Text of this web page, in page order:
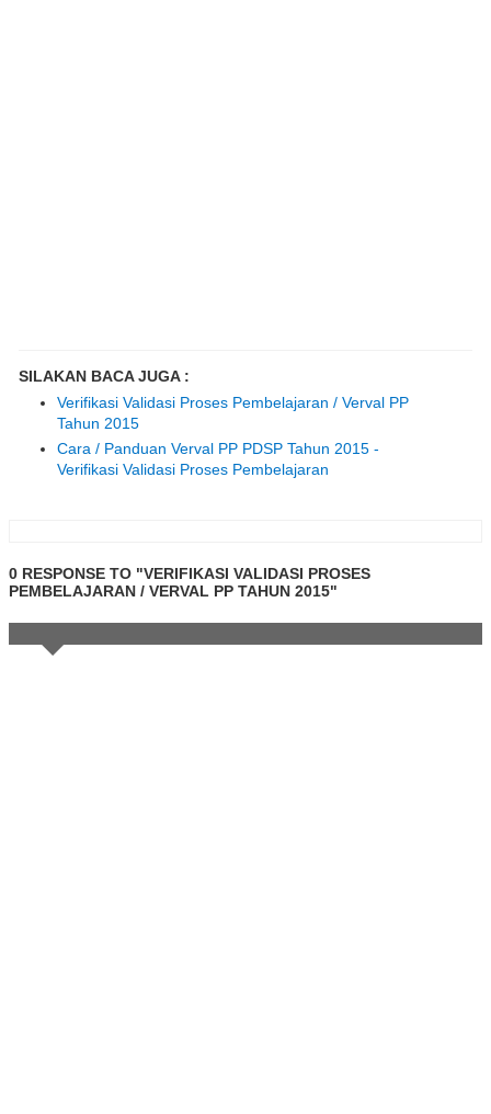
SILAKAN BACA JUGA :
Verifikasi Validasi Proses Pembelajaran / Verval PP
Tahun 2015
Cara / Panduan Verval PP PDSP Tahun 2015 -
Verifikasi Validasi Proses Pembelajaran
0 RESPONSE TO "VERIFIKASI VALIDASI PROSES
PEMBELAJARAN / VERVAL PP TAHUN 2015"